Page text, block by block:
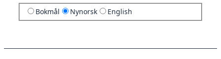
Bokmål Nynorsk English